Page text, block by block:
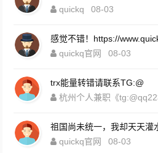
quickq
08-03
感觉不错！https://
quickq官网
08-03
trx能量转错请联系TG:@
杭州个人兼职《
quickq官网
08-03